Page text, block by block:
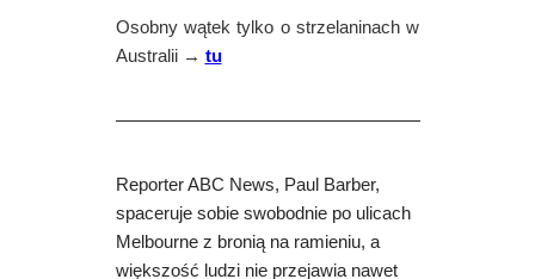
Osobny wątek tylko o strzelaninach w
Australii → tu
—————————————————
Reporter ABC News, Paul Barber,
spaceruje sobie swobodnie po ulicach
Melbourne z bronią na ramieniu, a
większość ludzi nie przejawia nawet